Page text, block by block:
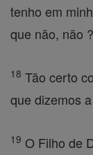
tenho em
que não, não ?
18 Tão certo
que dizemos
19 O Filho de